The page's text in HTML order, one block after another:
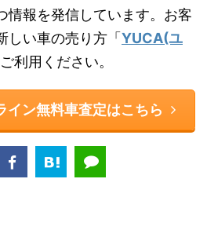
情報を発信しています。お客
しい車の売り方「 YUCA(ユ
利用ください。
ン無料車査定はこちら